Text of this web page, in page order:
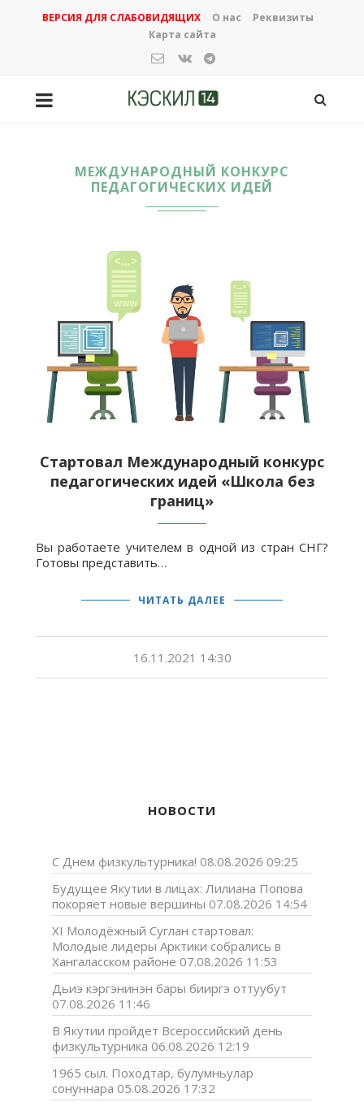
ВЕРСИЯ ДЛЯ СЛАБОВИДЯЩИХ О нас
Реквизиты
Карта сайта
МЕЖДУНАРОДНЫЙ КОНКУРС
ПЕДАГОГИЧЕСКИХ ИДЕЙ
Стартовал Международный конкурс
педагогических идей «Школа без
границ»
Вы работаете учителем в одной из стран СНГ?
Готовы представить…
ЧИТАТЬ ДАЛЕЕ
16.11.2021 14:30
НОВОСТИ
С Днем физкультурника! 08.08.2026 09:25
Будущее Якутии в лицах: Лилиана Попова
покоряет новые вершины 07.08.2026 14:54
XI Молодёжный Суглан стартовал:
Молодые лидеры Арктики собрались в
Хангаласском районе 07.08.2026 11:53
Дьиэ кэргэнинэн бары бииргэ оттуубут
07.08.2026 11:46
В Якутии пройдет Всероссийский день
физкультурника 06.08.2026 12:19
1965 сыл. Походтар, булумньулар
сонуннара 05.08.2026 17:32